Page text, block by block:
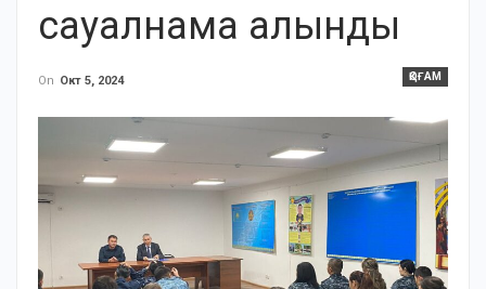
сауалнама алынды
ҚОҒАМ
On Окт 5, 2024